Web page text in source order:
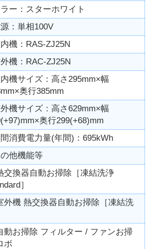
ー：スターホワイト
：単相100V
機：RAS-ZJ25N
機：RAC-ZJ25N
機サイズ：高さ295mm×幅
奥行385mm
機サイズ：高さ629mm×幅
奥行299(+68)mm
消費電力量(年間)：695kWh
他機能等
交換器自動お掃除［凍結洗浄
］
外機 熱交換器自動お掃除［凍結洗
動お掃除 フィルター / ファンお掃
ボ